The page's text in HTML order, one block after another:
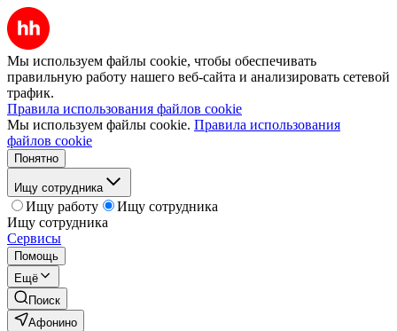
Мы используем файлы cookie, чтобы обеспечивать
правильную работу нашего веб-сайта и анализировать сетевой
трафик.
Правила использования файлов cookie
Мы используем файлы cookie. Правила использования
файлов cookie
Понятно
Ищу сотрудника
Ищу работу
Ищу сотрудника
Ищу сотрудника
Сервисы
Помощь
Ещё
Поиск
Афонино